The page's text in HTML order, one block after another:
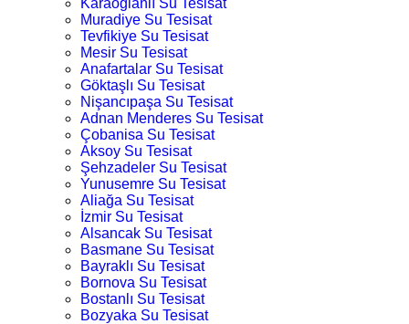
Karaoğlanlı Su Tesisat
Muradiye Su Tesisat
Tevfikiye Su Tesisat
Mesir Su Tesisat
Anafartalar Su Tesisat
Göktaşlı Su Tesisat
Nişancıpaşa Su Tesisat
Adnan Menderes Su Tesisat
Çobanisa Su Tesisat
Aksoy Su Tesisat
Şehzadeler Su Tesisat
Yunusemre Su Tesisat
Aliağa Su Tesisat
İzmir Su Tesisat
Alsancak Su Tesisat
Basmane Su Tesisat
Bayraklı Su Tesisat
Bornova Su Tesisat
Bostanlı Su Tesisat
Bozyaka Su Tesisat